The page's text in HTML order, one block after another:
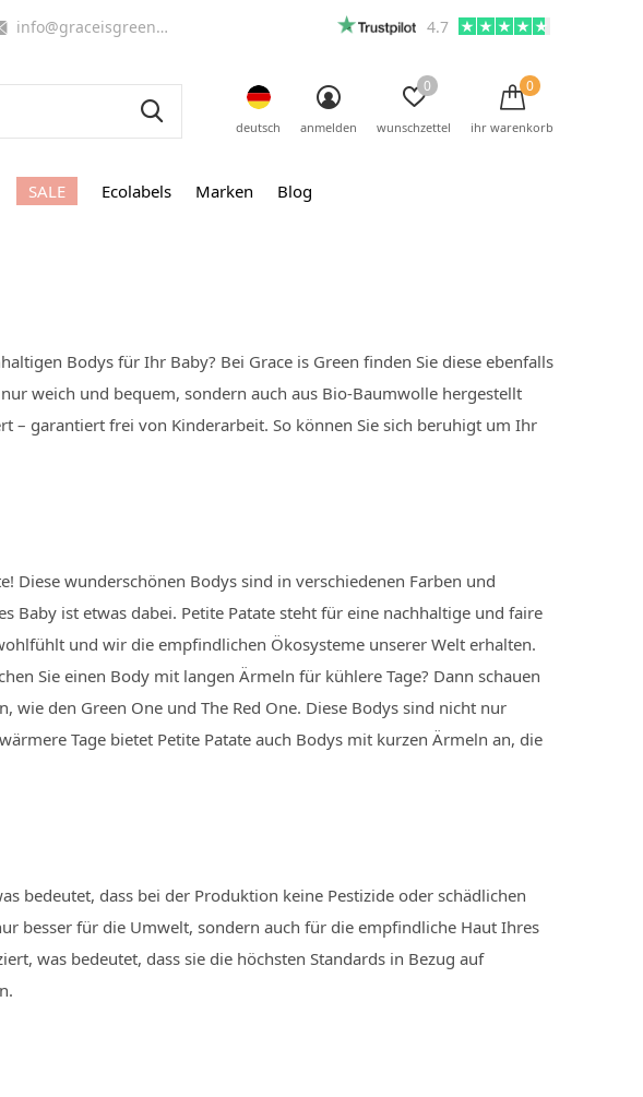
SALE Ecolabels Marken Blog
deutsch anmelden wunschzettel
0
ihr warenkorb
0
info@graceisgreen.com 4.7
Bodys für Ihr Baby? Bei Grace is Green finden Sie diese ebenfalls
weich und bequem, sondern auch aus Bio-Baumwolle hergestellt
– garantiert frei von Kinderarbeit. So können Sie sich beruhigt um Ihr
Diese wunderschönen Bodys sind in verschiedenen Farben und
Baby ist etwas dabei. Petite Patate steht für eine nachhaltige und faire
und wir die empfindlichen Ökosysteme unserer Welt erhalten.
Sie einen Body mit langen Ärmeln für kühlere Tage? Dann schauen
wie den Green One und The Red One. Diese Bodys sind nicht nur
Tage bietet Petite Patate auch Bodys mit kurzen Ärmeln an, die
bedeutet, dass bei der Produktion keine Pestizide oder schädlichen
besser für die Umwelt, sondern auch für die empfindliche Haut Ihres
was bedeutet, dass sie die höchsten Standards in Bezug auf